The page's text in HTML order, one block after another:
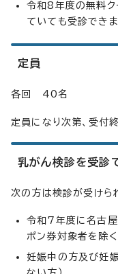
令和8年度の無料ク
ていても受診できま
定員
各回 40名
定員になり次第、受付終
乳がん検診を受診
次の方は検診が受けら
令和7年度に名古屋
ポン券対象者を除く
妊娠中の方及び妊